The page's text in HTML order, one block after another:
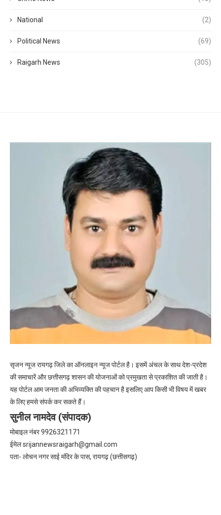
National (2)
Political News (69)
Raigarh News (305)
सृजन न्यूज रायगढ़ जिले का ऑनलाइन न्यूज पोर्टल है। इसमें अंचल के साथ देश-प्रदेश
की समाचारें और छत्तीसगढ़ शासन की योजनाओं को प्रमुखता से प्रकाशित की जाती है।
यह पोर्टल आम जनता की अभिव्यक्ति की पहचान है इसलिए आप किसी भी विषय में खबर
के लिए हमसे संपर्क कर सकते हैं।
सुनील नामदेव (संपादक)
मोबाइल नंबर 9926321171
ईमेलsrijannewsraigarh@gmail.com
पता- लोचन नगर साई मंदिर के पास, रायगढ़ (छत्तीसगढ़)